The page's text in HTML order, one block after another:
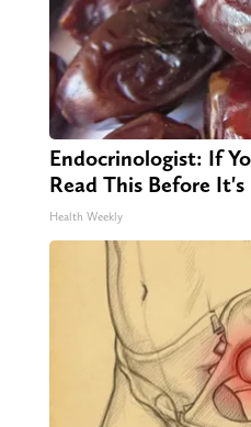
Endocrinologist: If
Read This Before It's
Health Weekly